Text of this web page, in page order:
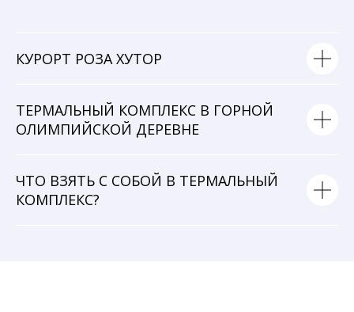
КУРОРТ РОЗА ХУТОР
ТЕРМАЛЬНЫЙ КОМПЛЕКС В ГОРНОЙ
ОЛИМПИЙСКОЙ ДЕРЕВНЕ
ЧТО ВЗЯТЬ С СОБОЙ В ТЕРМАЛЬНЫЙ
КОМПЛЕКС?